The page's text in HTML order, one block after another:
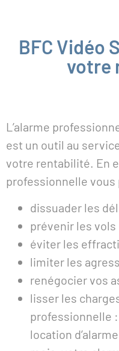
BFC Vidéo
votre
L’alarme
est un outil au
votre rentabilité. En
professionnelle vous
dissuader les
prévenir les vols
éviter les
limiter les
renégocier vos
lisser les
professionnelle
location